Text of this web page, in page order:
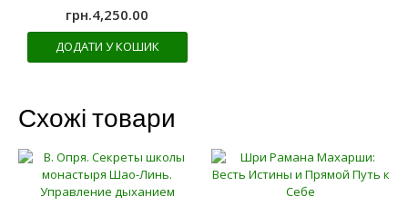
грн.4,250.00
ДОДАТИ У КОШИК
Схожі товари